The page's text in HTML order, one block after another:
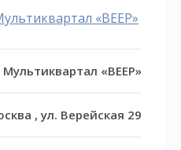
«ВЕЕР»
Мультиквартал «ВЕЕР»
, ул. Верейская 29